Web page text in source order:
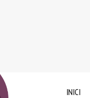
INICI